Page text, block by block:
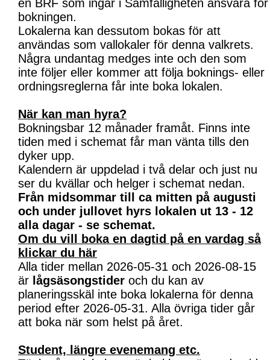
en BRF som ingår i Samfälligheten ansvara för
bokningen.
Lokalerna kan dessutom bokas för att
användas som vallokaler för denna valkrets.
Några undantag medges inte och den som
inte följer eller kommer att följa boknings- eller
ordningsreglerna får inte boka lokalen.
När kan man hyra?
Bokningsbar 12 månader framåt. Finns inte
tiden med i schemat får man vänta tills den
dyker upp.
Kalendern är uppdelad i två delar och just nu
ser du kvällar och helger i schemat nedan.
Från midsommar till ca mitten på augusti
och under jullovet hyrs lokalen ut 13 - 12
alla dagar - se schemat.
Om du vill boka en dagtid på en vardag så
klickar du här
Alla tider mellan 2026-05-31 och 2026-08-15
är lågsäsongstider och du kan av
planeringsskäl inte boka lokalerna för denna
period efter 2026-05-31. Alla övriga tider går
att boka när som helst på året.
Student, längre evenemang etc.